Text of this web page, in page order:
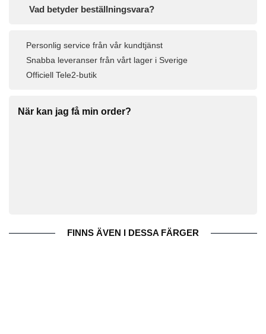
Vad betyder beställningsvara?
Personlig service från vår kundtjänst
Snabba leveranser från vårt lager i Sverige
Officiell Tele2-butik
När kan jag få min order?
FINNS ÄVEN I DESSA FÄRGER